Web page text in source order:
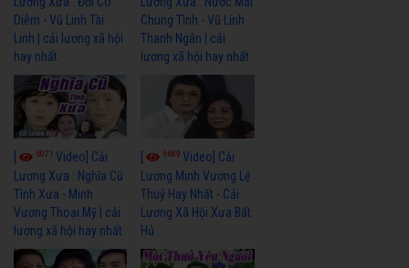
Diễm - Vũ Linh Tài
Linh | cải lương xã hội
hay nhất
Chung Tình - Vũ Linh
Thanh Ngân | cải
lương xã hội hay nhất
6071 Video] Cải
Lương Xưa : Nghĩa Cũ
Tình Xưa - Minh
Vương Thoại Mỹ | cải
lương xã hội hay nhất
6689Video] Cải
Lương Minh Vương Lệ
Thuỷ Hay Nhất - Cải
Lương Xã Hội Xưa Bất
Hủ